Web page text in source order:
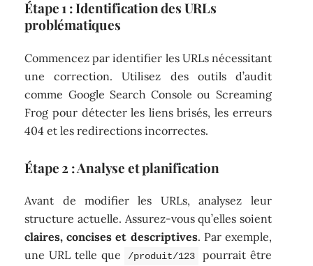
Étape 1 : Identification des URLs
problématiques
Commencez par identifier les URLs nécessitant
une correction. Utilisez des outils d’audit
comme Google Search Console ou Screaming
Frog pour détecter les liens brisés, les erreurs
404 et les redirections incorrectes.
Étape 2 : Analyse et planification
Avant de modifier les URLs, analysez leur
structure actuelle. Assurez-vous qu’elles soient
claires, concises et descriptives. Par exemple,
une URL telle que
/produit/123
pourrait être